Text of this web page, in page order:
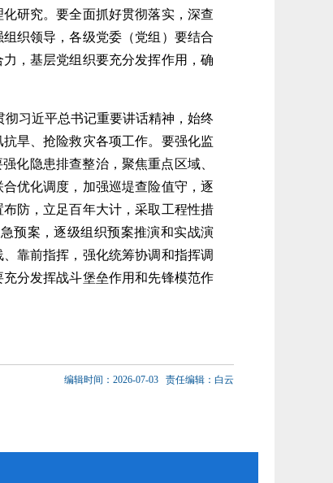
研究。要全面抓好贯彻落实，深查
织领导，各级党委（党组）要结合
，基层党组织要充分发挥作用，确
习近平总书记重要讲话精神，始终
旱、抢险救灾各项工作。要强化监
化隐患排查整治，聚焦重点区域、
优化调度，加强巡堤查险值守，逐
防，立足百年大计，采取工程性措
预案，逐级组织预案推演和实战演
靠前指挥，强化统筹协调和指挥调
分发挥战斗堡垒作用和先锋模范作
编辑时间：2026-07-03 责任编辑：白云